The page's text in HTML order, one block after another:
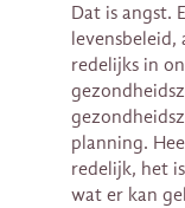
Dat is angst.
redelijks in
planning.
redelijk, het
wat er kan